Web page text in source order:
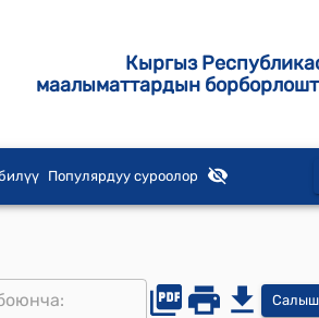
Кыргыз
маалыматтардын
Популярдуу суроолор